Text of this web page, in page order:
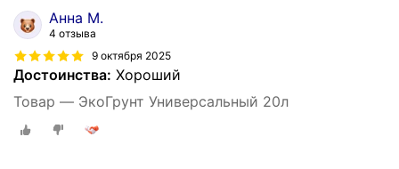
Анна М.
4 отзыва
9 октября 2025
Достоинства: Хороший
Товар — ЭкоГрунт Универсальный 20л